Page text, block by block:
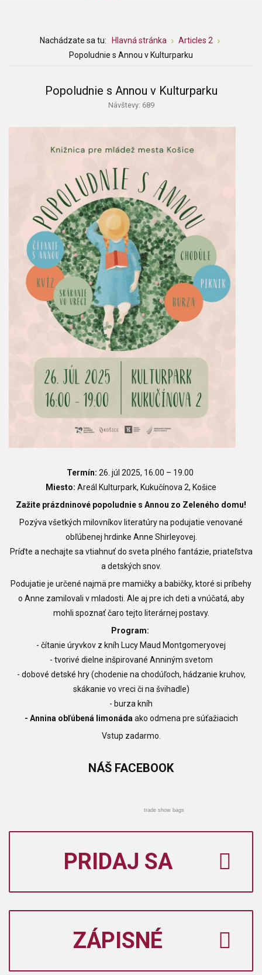
Nachádzate sa tu: Hlavná stránka
Articles 2
Popoludnie s Annou v Kulturparku
Popoludnie s Annou v Kulturparku
Návštevy: 689
Termín: 26. júl 2025, 16.00 – 19.00
Miesto: Areál Kulturpark, Kukučínova 2, Košice
Zažite prázdninové popoludnie s Annou zo Zeleného domu!
Pozýva všetkých milovníkov literatúry na podujatie venované
obľúbenej hrdinke Anne Shirleyovej.
Príďte a nechajte sa vtiahnuť do sveta plného fantázie, priateľstva
a detských snov.
Podujatie je určené najmä pre mamičky a babičky, ktoré si príbehy
o Anne zamilovali v mladosti. Ale aj pre ich deti a vnúčatá, aby
mohli spoznať čaro tejto literárnej postavy.
Program:
- čítanie úryvkov z kníh Lucy Maud Montgomeryovej
- tvorivé dielne inšpirované Anniným svetom
- dobové detské hry (chodenie na chodúľoch, hádzanie kruhov,
skákanie vo vreci či na švihadle)
- burza kníh
- Annina obľúbená limonáda ako odmena pre súťažiacich
Vstup zadarmo.
NÁŠ FACEBOOK
trade show bags
PRIDAJ SA
ZÁPISNÉ